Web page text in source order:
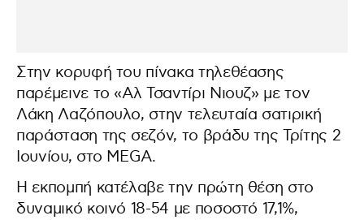
Στην κορυφή του πίνακα τηλεθέασης
παρέμεινε το «Αλ Τσαντίρι Νιουζ» με τον
Λάκη Λαζόπουλο, στην τελευταία σατιρική
παράσταση της σεζόν, το βράδυ της Τρίτης 2
Ιουνίου, στο MEGA.
Η εκπομπή κατέλαβε την πρώτη θέση στο
δυναμικό κοινό 18-54 με ποσοστό 17,1%,